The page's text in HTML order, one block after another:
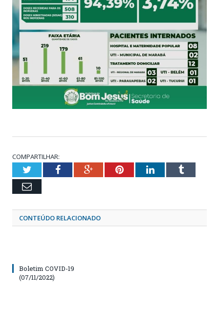
COMPARTILHAR:
TwitterFacebookGoogle+PinterestLinkedInTumblr
Email
CONTEÚDO RELACIONADO
Boletim COVID-19
(07/11/2022)